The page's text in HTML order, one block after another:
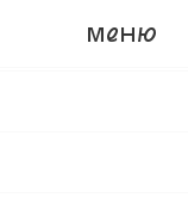
Меню